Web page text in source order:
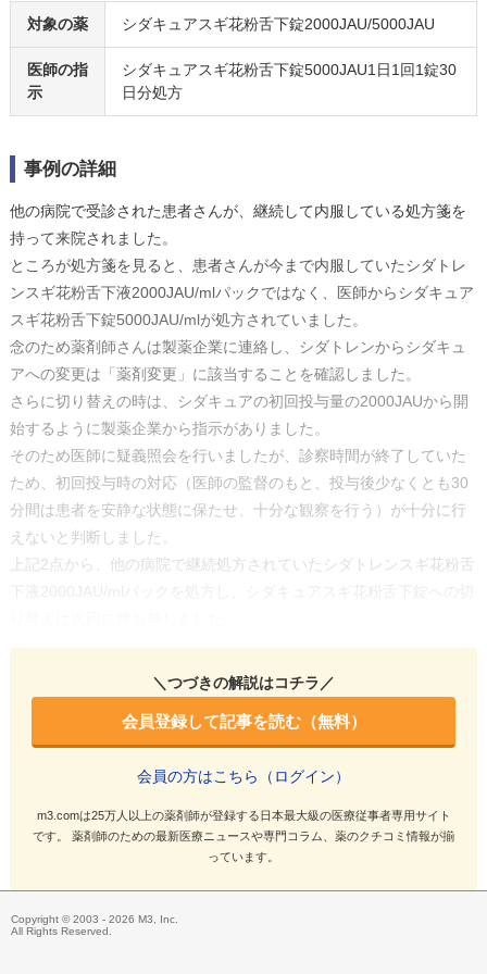
対象の薬 シダキュアスギ花粉舌下錠2000JAU/5000JAU
医師の指
示
シダキュアスギ花粉舌下錠5000JAU1日1回1錠30
日分処方
事例の詳細
他の病院で受診された患者さんが、継続して内服している処方箋を
持って来院されました。
ところが処方箋を見ると、患者さんが今まで内服していたシダトレ
ンスギ花粉舌下液2000JAU/mlパックではなく、医師からシダキュア
スギ花粉舌下錠5000JAU/mlが処方されていました。
念のため薬剤師さんは製薬企業に連絡し、シダトレンからシダキュ
アへの変更は「薬剤変更」に該当することを確認しました。
さらに切り替えの時は、シダキュアの初回投与量の2000JAUから開
始するように製薬企業から指示がありました。
そのため医師に疑義照会を行いましたが、診察時間が終了していた
ため、初回投与時の対応（医師の監督のもと、投与後少なくとも30
分間は患者を安静な状態に保たせ、十分な観察を行う）が十分に行
えないと判断しました。
上記2点から、他の病院で継続処方されていたシダトレンスギ花粉舌
＼つづきの解説はコチラ／
会員登録して記事を読む（無料）
会員の方はこちら（ログイン）
m3.comは25万人以上の薬剤師が登録する日本最大級の医療従事者専用サイト
です。 薬剤師のための最新医療ニュースや専門コラム、薬のクチコミ情報が揃
っています。
Copyright © 2003 - 2026 M3, Inc.
All Rights Reserved.